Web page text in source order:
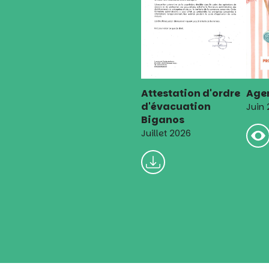
Attestation d'ordre
d'évacuation
Biganos
Juillet 2026
Juin